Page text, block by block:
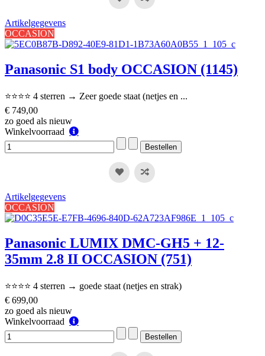
Artikelgegevens
OCCASION
Panasonic S1 body OCCASION (1145)
⭐⭐⭐⭐ 4 sterren → Zeer goede staat (netjes en ...
€ 749,00
zo goed als nieuw
Winkelvoorraad
Winkelvoorraad
Artikelgegevens
OCCASION
Panasonic LUMIX DMC-GH5 + 12-
35mm 2.8 II OCCASION (751)
⭐⭐⭐⭐ 4 sterren → goede staat (netjes en strak)
€ 699,00
zo goed als nieuw
Winkelvoorraad
Winkelvoorraad